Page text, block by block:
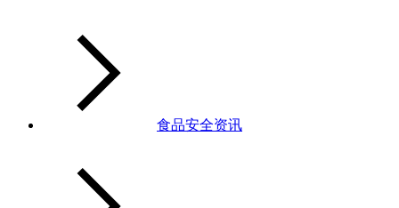
食品安全资讯